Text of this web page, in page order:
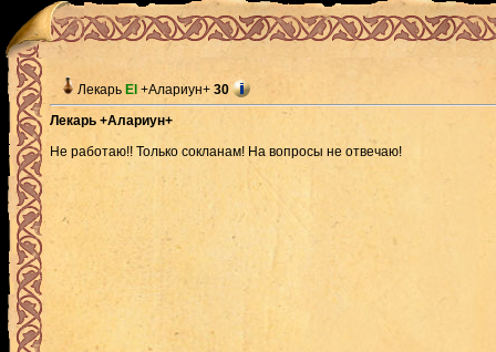
Лекарь El +Алариун+ 30
Лекарь +Алариун+
Не работаю!! Только сокланам! На вопросы не отвечаю!